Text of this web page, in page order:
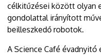
célkitűzései között olyan
gondolattal irányított
beilleszkedő robotok.
A Science Café